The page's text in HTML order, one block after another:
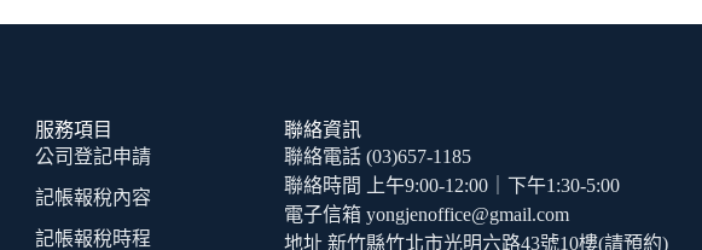
服務項目
公司登記申請
記帳報稅內容
記帳報稅時程
聯絡資訊
聯絡電話 (03)657-1185
聯絡時間 上午9:00-12:00｜下午1:30-5:00
電子信箱 yongjenoffice@gmail.com
地址 新竹縣竹北市光明六路43號10樓(請預約)